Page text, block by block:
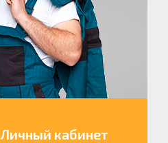
Личный кабинет